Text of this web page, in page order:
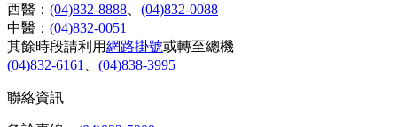
西醫： (04)832-8888
(04)832-0088
中醫： (04)832-0051
其餘時段請利用網路掛號或轉至總機
(04)832-6161
(04)838-3995
聯絡資訊